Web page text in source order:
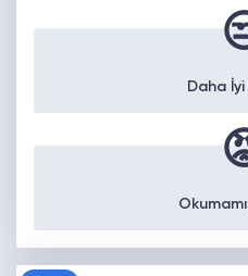
Daha